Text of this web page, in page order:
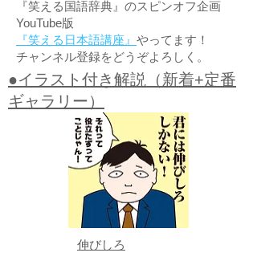
『笑える国語辞典』のスピンオフ企画
YouTube版
『笑える日本語講座』 やってます！
チャンネル登録をどうぞよろしく。
●イラスト付き解説（新着+定番
ギャラリー）
伸びしろ